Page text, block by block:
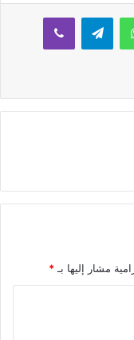
واتساب تيلقرام ڤايبر
مشار إليها بـ *